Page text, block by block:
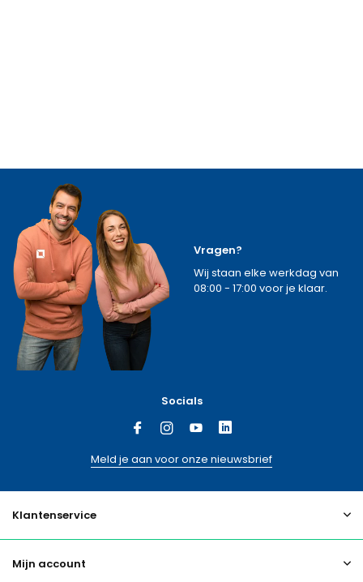
Vragen?
Wij staan elke werkdag van
08:00 - 17:00 voor je klaar.
Socials
Meld je aan voor onze nieuwsbrief
Klantenservice
Mijn account